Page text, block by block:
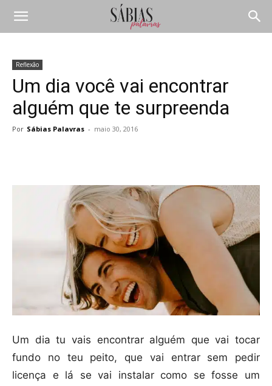
Reflexão
Um dia você vai encontrar
alguém que te surpreenda
Por Sábias Palavras - maio 30, 2016
Um dia tu vais encontrar alguém que vai tocar
fundo no teu peito, que vai entrar sem pedir
licença e lá se vai instalar como se fosse um